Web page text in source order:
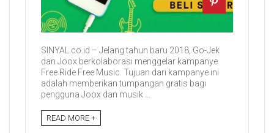
SINYAL.co.id – Jelang tahun baru 2018, Go-Jek
dan Joox berkolaborasi menggelar kampanye
Free Ride Free Music. Tujuan dari kampanye ini
adalah memberikan tumpangan gratis bagi
pengguna Joox dan musik ...
READ MORE +